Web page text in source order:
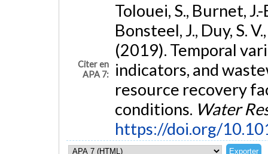
Citer en
APA 7:
Tolouei, S., Burnet,
Bonsteel, J., Duy, S.
(2019). Temporal
indicators, and
resource recovery
conditions. Water
https://doi.org/